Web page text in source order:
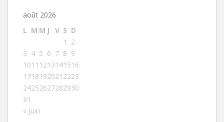
août 2026
L M M J V S D
1
2
3 4 5 6 7 8 9
1011 1213141516
1718192021 2223
24252627282930
31
« Juin